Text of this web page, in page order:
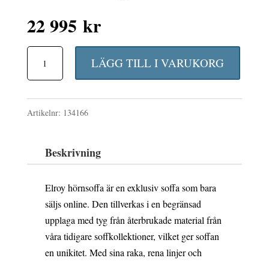
22 995 kr
hörnsoffa
2,5+2,5-
sits
avslut
mängd
LÄGG TILL I VARUKORG
Artikelnr: 134166
Beskrivning
Elroy hörnsoffa är en exklusiv soffa som bara
säljs online. Den tillverkas i en begränsad
upplaga med tyg från återbrukade material från
våra tidigare soffkollektioner, vilket ger soffan
en unikitet. Med sina raka, rena linjer och